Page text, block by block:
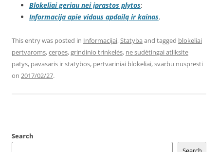
Blokeliai geriau nei įprastos plytos;
Informacija apie vidaus apdailą ir kainas.
This entry was posted in Informacijai,Statyba and tagged blokeliai
pertvaroms,cerpes,grindinio trinkelės, ne sudėtingai atliksite
patys, pavasaris ir statybos, pertvariniai blokeliai,svarbu nuspresti
on 2017/02/27.
Search